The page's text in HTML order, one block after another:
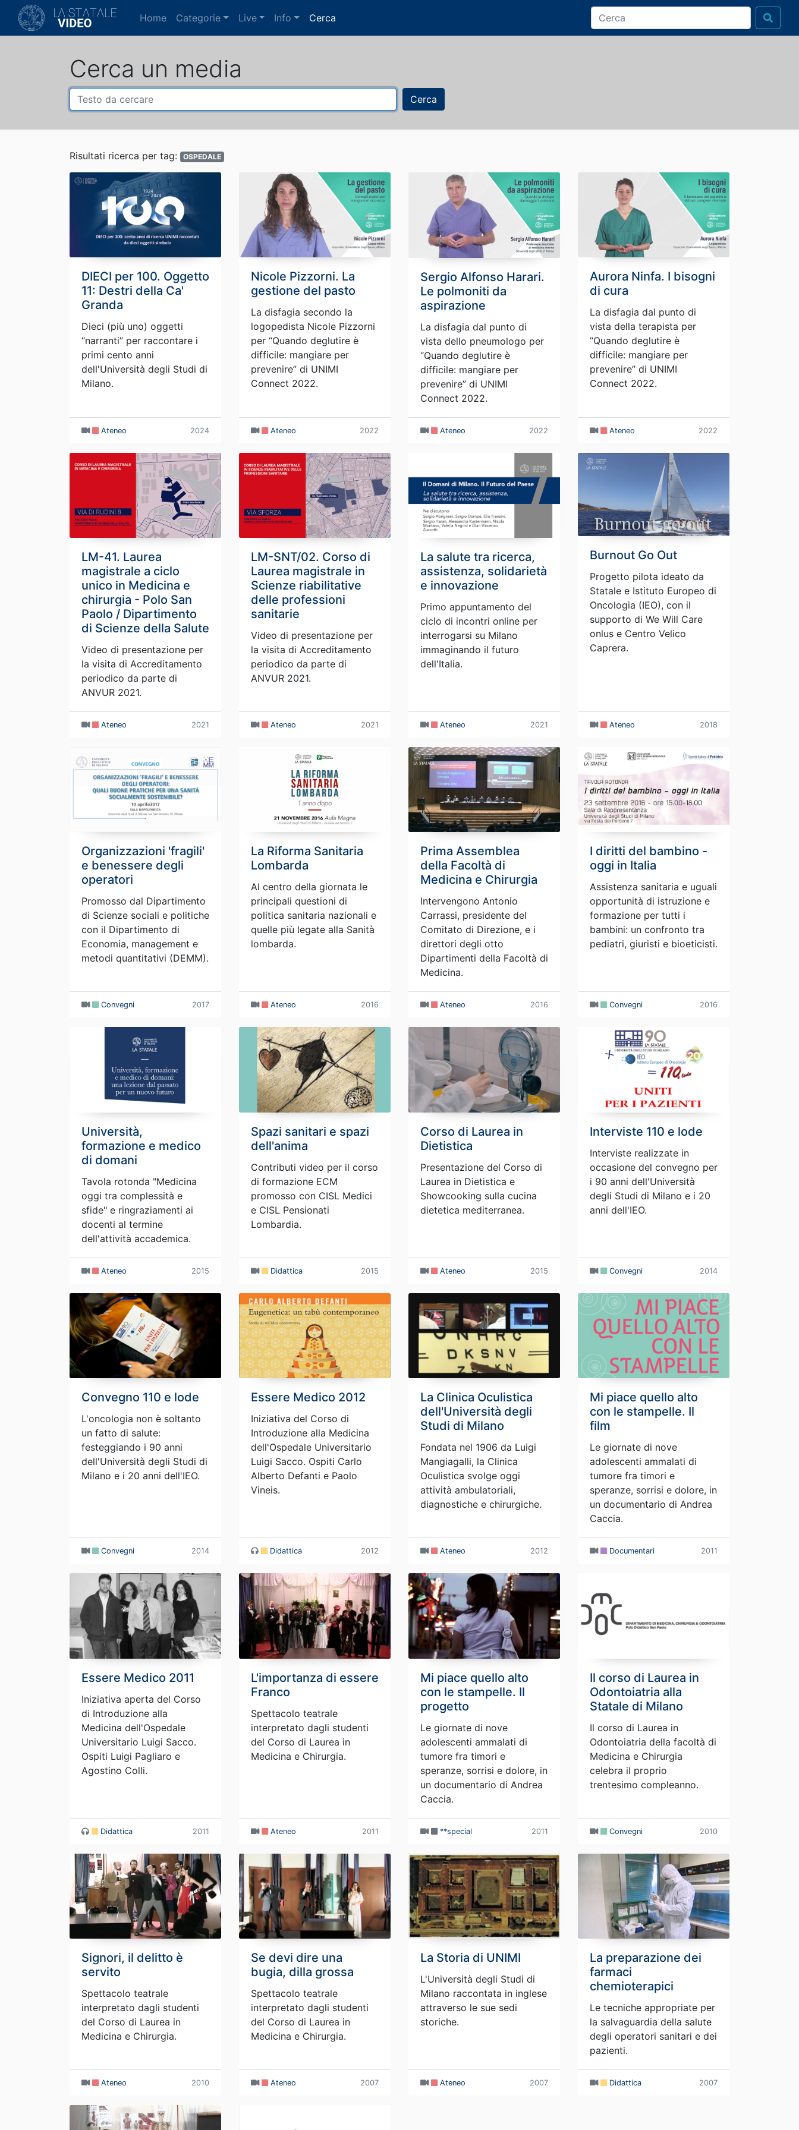
Home(current)
Categorie Live Info Cerca
Cerca un media
Cerca
Risultati ricerca per tag: OSPEDALE
DIECI per 100. Oggetto
11: Destri della Ca'
Granda
Dieci (più uno) oggetti
“narranti” per raccontare i
primi cento anni
dell'Università degli Studi di
Milano.
Ateneo 2024
Nicole Pizzorni. La
gestione del pasto
La disfagia secondo la
logopedista Nicole Pizzorni
per “Quando deglutire è
difficile: mangiare per
prevenire” di UNIMI
Connect 2022.
Ateneo 2022
Sergio Alfonso Harari.
Le polmoniti da
aspirazione
La disfagia dal punto di
vista dello pneumologo per
“Quando deglutire è
difficile: mangiare per
prevenire” di UNIMI
Connect 2022.
Ateneo 2022
Aurora Ninfa. I bisogni
di cura
La disfagia dal punto di
vista della terapista per
“Quando deglutire è
difficile: mangiare per
prevenire” di UNIMI
Connect 2022.
Ateneo 2022
LM-41. Laurea
magistrale a ciclo
unico in Medicina e
chirurgia - Polo San
Paolo / Dipartimento
di Scienze della Salute
Video di presentazione per
la visita di Accreditamento
periodico da parte di
ANVUR 2021.
Ateneo 2021
LM-SNT/02. Corso di
Laurea magistrale in
Scienze riabilitative
delle professioni
sanitarie
Video di presentazione per
la visita di Accreditamento
periodico da parte di
ANVUR 2021.
Ateneo 2021
La salute tra ricerca,
assistenza, solidarietà
e innovazione
Primo appuntamento del
ciclo di incontri online per
interrogarsi su Milano
immaginando il futuro
dell'Italia.
Ateneo 2021
Burnout Go Out
Progetto pilota ideato da
Statale e Istituto Europeo di
Oncologia (IEO), con il
supporto di We Will Care
onlus e Centro Velico
Caprera.
Ateneo 2018
Organizzazioni 'fragili'
e benessere degli
operatori
Promosso dal Dipartimento
di Scienze sociali e politiche
con il Dipartimento di
Economia, management e
metodi quantitativi (DEMM).
Convegni 2017
La Riforma Sanitaria
Lombarda
Al centro della giornata le
principali questioni di
politica sanitaria nazionali e
quelle più legate alla Sanità
lombarda.
Ateneo 2016
Prima Assemblea
della Facoltà di
Medicina e Chirurgia
Intervengono Antonio
Carrassi, presidente del
Comitato di Direzione, e i
direttori degli otto
Dipartimenti della Facoltà di
Medicina.
Ateneo 2016
I diritti del bambino -
oggi in Italia
Assistenza sanitaria e uguali
opportunità di istruzione e
formazione per tutti i
bambini: un confronto tra
pediatri, giuristi e bioeticisti.
Convegni 2016
Università,
formazione e medico
di domani
Tavola rotonda "Medicina
oggi tra complessità e
sfide" e ringraziamenti ai
docenti al termine
dell'attività accademica.
Ateneo 2015
Spazi sanitari e spazi
dell'anima
Contributi video per il corso
di formazione ECM
promosso con CISL Medici
e CISL Pensionati
Lombardia.
Didattica 2015
Corso di Laurea in
Dietistica
Presentazione del Corso di
Laurea in Dietistica e
Showcooking sulla cucina
dietetica mediterranea.
Ateneo 2015
Interviste 110 e lode
Interviste realizzate in
occasione del convegno per
i 90 anni dell'Università
degli Studi di Milano e i 20
anni dell'IEO.
Convegni 2014
Convegno 110 e lode
L'oncologia non è soltanto
un fatto di salute:
festeggiando i 90 anni
dell'Università degli Studi di
Milano e i 20 anni dell'IEO.
Convegni 2014
Essere Medico 2012
Iniziativa del Corso di
Introduzione alla Medicina
dell'Ospedale Universitario
Luigi Sacco. Ospiti Carlo
Alberto Defanti e Paolo
Vineis.
Didattica 2012
La Clinica Oculistica
dell'Università degli
Studi di Milano
Fondata nel 1906 da Luigi
Mangiagalli, la Clinica
Oculistica svolge oggi
attività ambulatoriali,
diagnostiche e chirurgiche.
Ateneo 2012
Mi piace quello alto
con le stampelle. Il
film
Le giornate di nove
adolescenti ammalati di
tumore fra timori e
speranze, sorrisi e dolore, in
un documentario di Andrea
Caccia.
Documentari 2011
Essere Medico 2011
Iniziativa aperta del Corso
di Introduzione alla
Medicina dell'Ospedale
Universitario Luigi Sacco.
Ospiti Luigi Pagliaro e
Agostino Colli.
Didattica 2011
L'importanza di essere
Franco
Spettacolo teatrale
interpretato dagli studenti
del Corso di Laurea in
Medicina e Chirurgia.
Ateneo 2011
Mi piace quello alto
con le stampelle. Il
progetto
Le giornate di nove
adolescenti ammalati di
tumore fra timori e
speranze, sorrisi e dolore, in
un documentario di Andrea
Caccia.
**special 2011
Il corso di Laurea in
Odontoiatria alla
Statale di Milano
Il corso di Laurea in
Odontoiatria della facoltà di
Medicina e Chirurgia
celebra il proprio
trentesimo compleanno.
Convegni 2010
Signori, il delitto è
servito
Spettacolo teatrale
interpretato dagli studenti
del Corso di Laurea in
Medicina e Chirurgia.
Ateneo 2010
Se devi dire una
bugia, dilla grossa
Spettacolo teatrale
interpretato dagli studenti
del Corso di Laurea in
Medicina e Chirurgia.
Ateneo 2007
La Storia di UNIMI
L'Università degli Studi di
Milano raccontata in inglese
attraverso le sue sedi
storiche.
Ateneo 2007
La preparazione dei
farmaci
chemioterapici
Le tecniche appropriate per
la salvaguardia della salute
degli operatori sanitari e dei
pazienti.
Didattica 2007